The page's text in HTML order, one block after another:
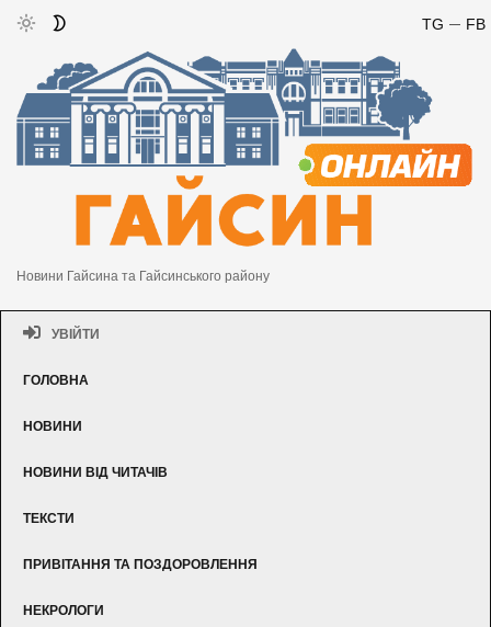
FB
TG
Новини Гайсина та Гайсинського району
УВІЙТИ
ГОЛОВНА
НОВИНИ
НОВИНИ ВІД ЧИТАЧІВ
ТЕКСТИ
ПРИВІТАННЯ ТА ПОЗДОРОВЛЕННЯ
НЕКРОЛОГИ